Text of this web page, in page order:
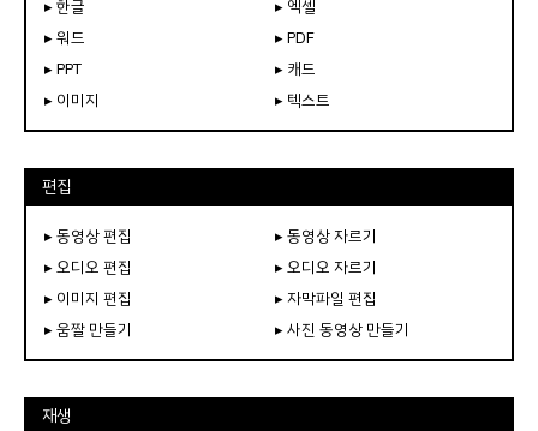
▸ 한글
▸ 엑셀
▸ 워드
▸ PDF
▸ PPT
▸ 캐드
▸ 이미지
▸ 텍스트
편집
▸ 동영상 편집
▸ 동영상 자르기
▸ 오디오 편집
▸ 오디오 자르기
▸ 이미지 편집
▸ 자막파일 편집
▸ 움짤 만들기
▸ 사진 동영상 만들기
재생